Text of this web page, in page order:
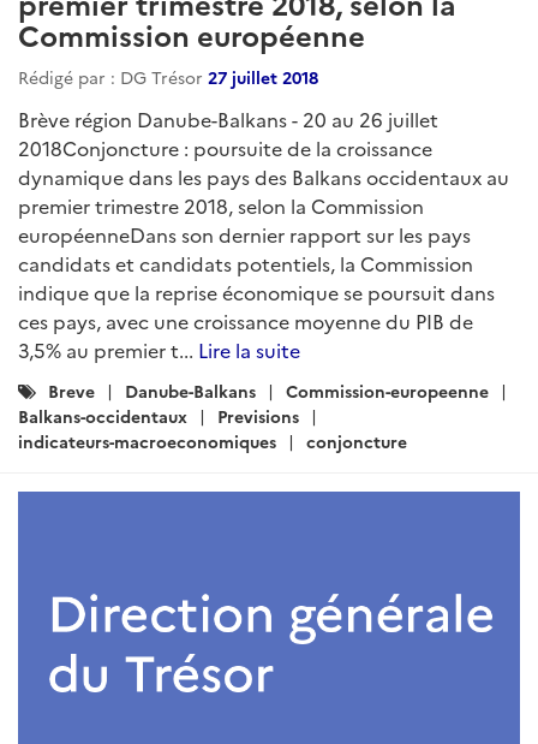
Commission européenne
Rédigé par : DG Trésor 27 juillet 2018
Brève région Danube-Balkans - 20 au 26 juillet
2018Conjoncture : poursuite de la croissance
dynamique dans les pays des Balkans occidentaux au
premier trimestre 2018, selon la Commission
européenneDans son dernier rapport sur les pays
candidats et candidats potentiels, la Commission
indique que la reprise économique se poursuit dans
ces pays, avec une croissance moyenne du PIB de
3,5% au premier t... Lire la suite
Catégories
:
Breve Danube-Balkans
Commission-europeenne
Balkans-occidentaux
Previsions
indicateurs-macroeconomiques
conjoncture